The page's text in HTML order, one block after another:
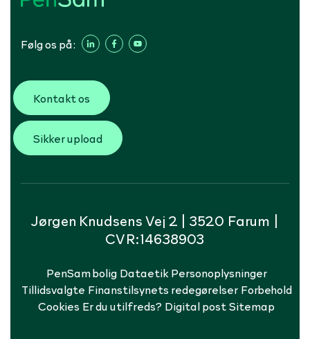
Følg os på:
Kontakt os
Sikker upload
Jørgen Knudsens Vej 2 | 3520 Farum |
CVR:14638903
PenSam bolig Dataetik Personoplysninger
Tillidsvalgte Finanstilsynets redegørelser Forbehold
Cookies Er du utilfreds? Digital postSitemap